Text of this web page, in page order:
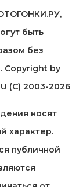
быть
без
Copyright by
(C) 2003-2026
носят
характер.
публичной